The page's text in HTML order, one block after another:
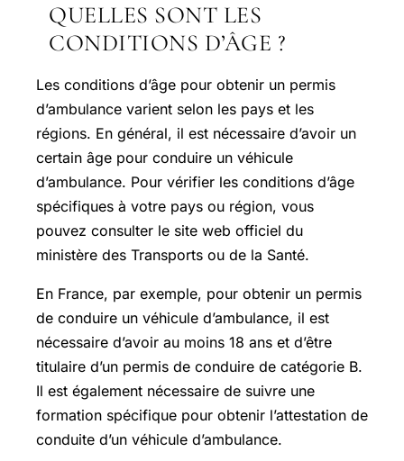
QUELLES SONT LES
CONDITIONS D’ÂGE ?
Les conditions d’âge pour obtenir un permis
d’ambulance varient selon les pays et les
régions. En général, il est nécessaire d’avoir un
certain âge pour conduire un véhicule
d’ambulance. Pour vérifier les conditions d’âge
spécifiques à votre pays ou région, vous
pouvez consulter le site web officiel du
ministère des Transports ou de la Santé.
En France, par exemple, pour obtenir un permis
de conduire un véhicule d’ambulance, il est
nécessaire d’avoir au moins 18 ans et d’être
titulaire d’un permis de conduire de catégorie B.
Il est également nécessaire de suivre une
formation spécifique pour obtenir l’attestation de
conduite d’un véhicule d’ambulance.